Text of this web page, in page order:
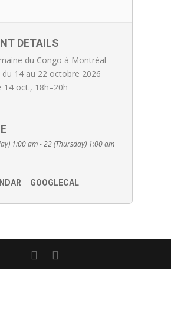
DETAILS
du Congo à Montréal
du 14 au 22 octobre 2026
14 oct., 18h–20h
1:00 am - 22 (Thursday) 1:00 am
GOOGLECAL